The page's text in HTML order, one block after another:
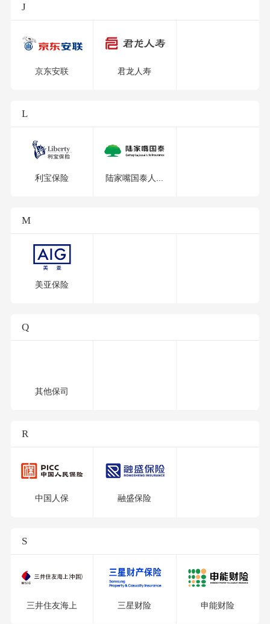
J
京东安联 君龙人寿
L
利宝保险 陆家嘴国泰人...
M
美亚保险
Q
其他保司
R
中国人保 融盛保险
S
三井住友海上 三星财险 申能财险